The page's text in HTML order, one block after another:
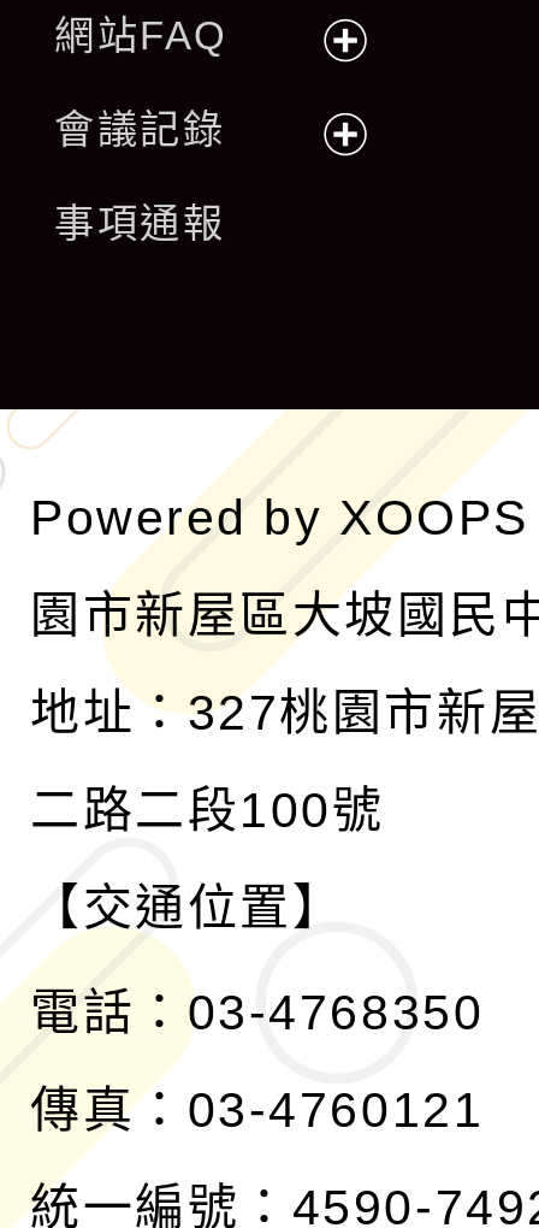
網站FAQ
開
會議記錄
單
事項通報
Powered by XOOPS
園市新屋區大坡國民
地址：327桃園市新
二路二段100號
【交通位置】
電話：03-4768350
傳真：03-4760121
統一編號：4590-